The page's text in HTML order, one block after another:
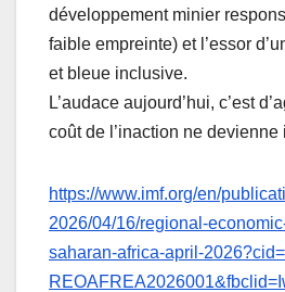
développement minier
faible empreinte) et l’essor
et bleue inclusive.
L’audace aujourd’hui, c’est
coût de l’inaction ne devienne
https://www.imf.org/en/
2026/04/16/regional-
saharan-africa-april-